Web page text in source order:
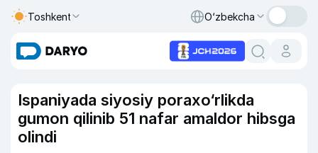
Toshkent O‘zbekcha
Ispaniyada siyosiy poraxo‘rlikda
gumon qilinib 51 nafar amaldor hibsga
olindi